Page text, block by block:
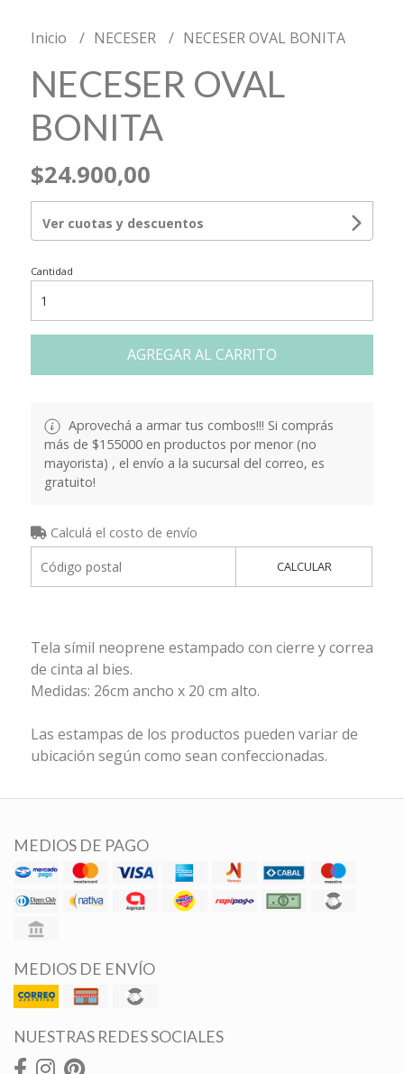
Inicio NECESER NECESER OVAL BONITA
NECESER OVAL
BONITA
$24.900,00
Ver cuotas y descuentos
Cantidad
AGREGAR AL CARRITO
Aprovechá a armar tus combos!!! Si comprás
más de $155000 en productos por menor (no
mayorista) , el envío a la sucursal del correo, es
gratuito!
Calculá el costo de envío
CALCULAR
Tela símil neoprene estampado con cierre y correa
de cinta al bies.
Medidas: 26cm ancho x 20 cm alto.
Las estampas de los productos pueden variar de
ubicación según como sean confeccionadas.
MEDIOS DE PAGO
MEDIOS DE ENVÍO
NUESTRAS REDES SOCIALES